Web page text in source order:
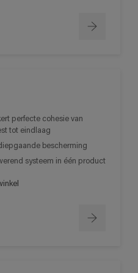
perfecte cohesie van
tot eindlaag
bescherming
systeem in één product